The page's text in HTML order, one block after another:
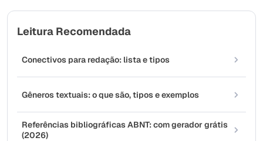
Leitura Recomendada
Conectivos para redação: lista e tipos
Gêneros textuais: o que são, tipos e exemplos
Referências bibliográficas ABNT: com gerador grátis
(2026)